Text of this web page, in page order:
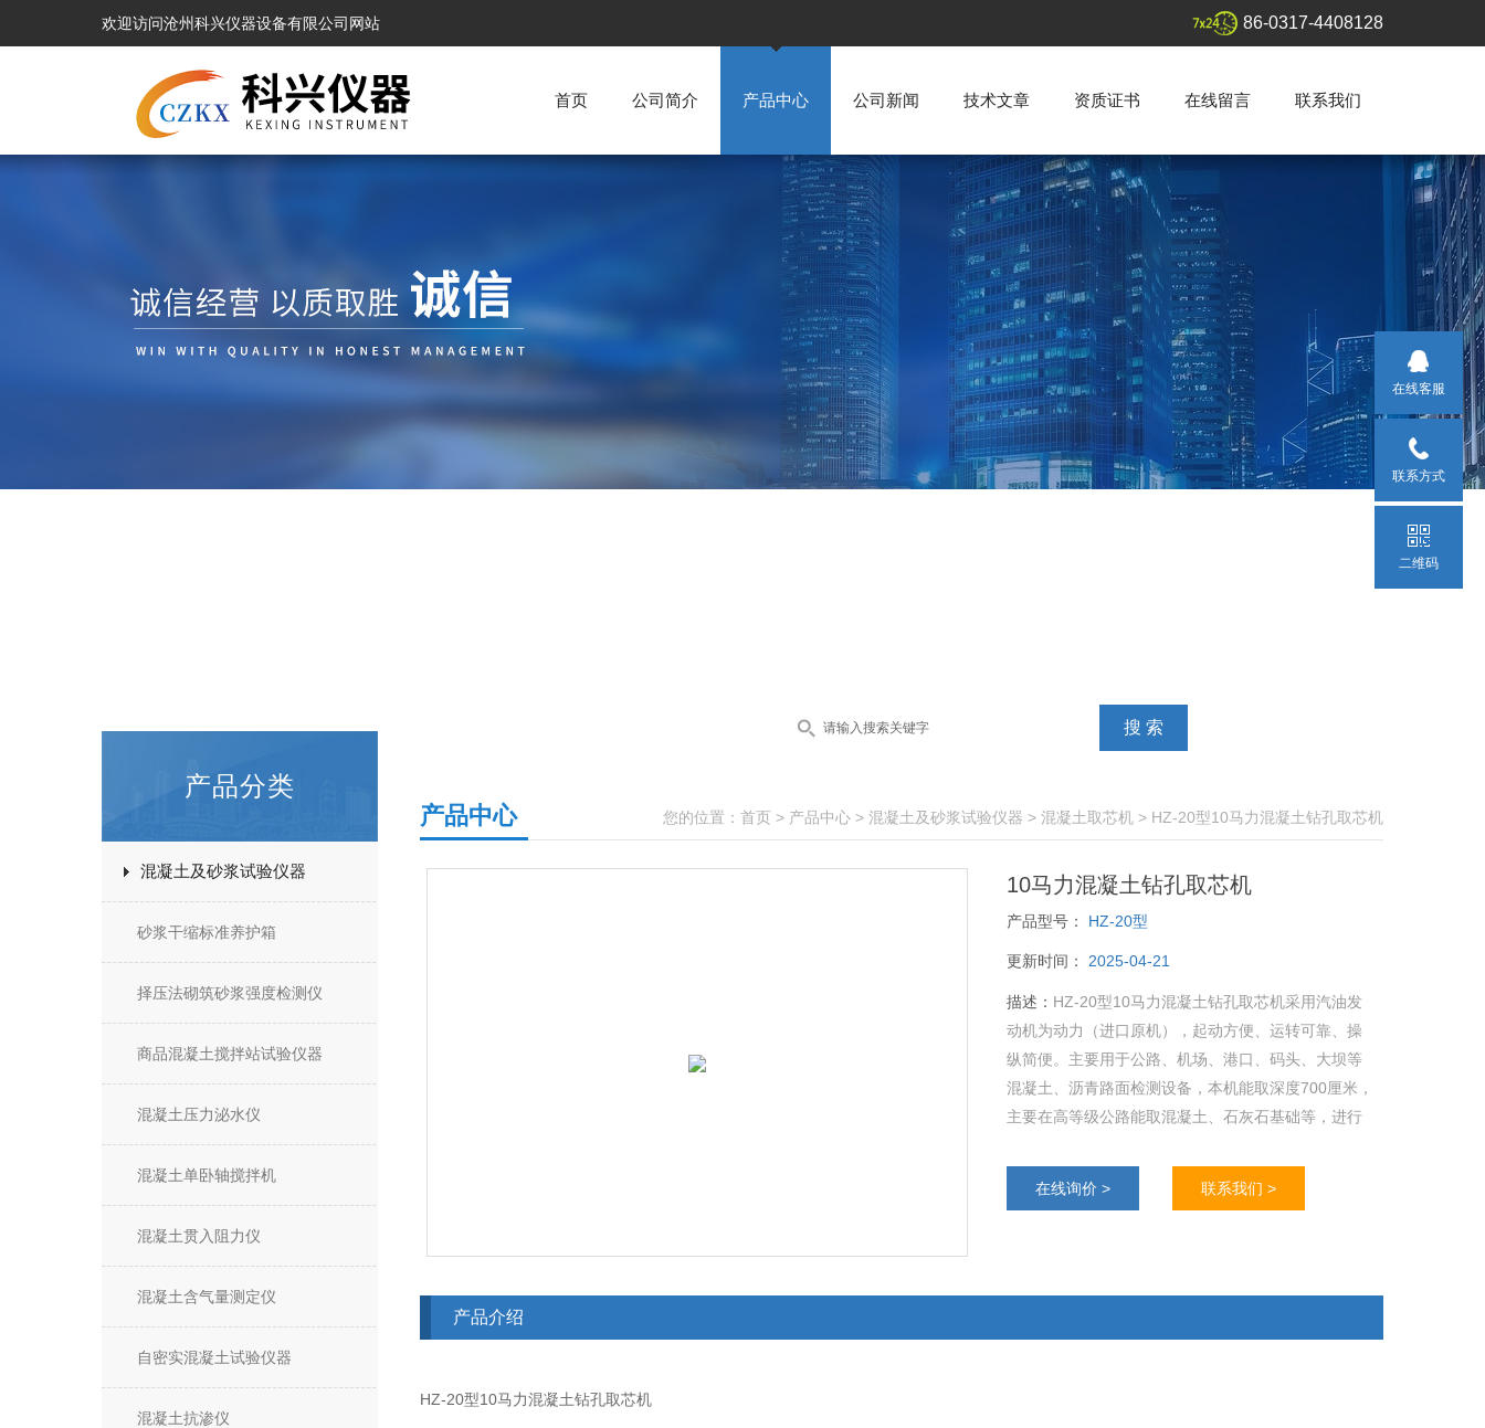
欢迎访问沧州科兴仪器设备有限公司网站 86-0317-4408128
首页 公司简介 产品中心 公司新闻 技术文章 资质证书 在线留言 联系我们
产品分类
混凝土及砂浆试验仪器
砂浆干缩标准养护箱
择压法砌筑砂浆强度检测仪
商品混凝土搅拌站试验仪器
混凝土压力泌水仪
混凝土单卧轴搅拌机
混凝土贯入阻力仪
混凝土含气量测定仪
自密实混凝土试验仪器
混凝土抗渗仪
您的位置： 首页 > 产品中心 > 混凝土及砂浆试验仪器 > 混凝土取芯机 > HZ-20型10马力混凝土钻孔取芯机
产品中心
10马力混凝土钻孔取芯机
产品型号： HZ-20型
更新时间： 2025-04-21
描述： HZ-20型10马力混凝土钻孔取芯机采用汽油发
动机为动力（进口原机），起动方便、运转可靠、操
纵简便。主要用于公路、机场、港口、码头、大坝等
混凝土、沥青路面检测设备，本机能取深度700厘米，
主要在高等级公路能取混凝土、石灰石基础等，进行
在线询价 > 联系我们 >
产品介绍
HZ-20型10马力混凝土钻孔取芯机
在线客服
联系方式
二维码